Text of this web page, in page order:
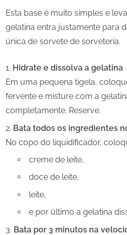
Esta base é muito simples e
gelatina entra justamente para
única de sorvete de sorveteria.
Hidrate e dissolva a gelatina
Em uma pequena tigela,
fervente e misture com a
completamente. Reserve.
Bata todos os ingredientes
No copo do liquidificador,
creme de leite,
doce de leite,
leite,
e por último a gelatina
Bata por 3 minutos na